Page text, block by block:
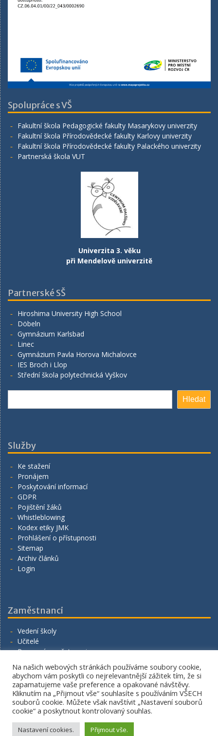
Spolupráce s VŠ
Fakultní škola Pedagogické fakulty Masarykovy univerzity
Fakultní škola Přírodovědecké fakulty Karlovy univerzity
Fakultní škola Přírodovědecké fakulty Palackého univerzity
Partnerská škola VUT
Univerzita 3. věku
při Mendelově univerzitě
Partnerské SŠ
Hiroshima University High School
Döbeln
Gymnázium Karlsbad
Linec
Gymnázium Pavla Horova Michalovce
IES Broch i Llop
Střední škola polytechnická Vyškov
Hledat
Služby
Ke stažení
Pronájem
Poskytování informací
GDPR
Pojištění žáků
Whistleblowing
Kodex etiky JMK
Prohlášení o přístupnosti
Sitemap
Archiv článků
Login
Zaměstnanci
Vedení školy
Učitelé
Provozní zaměstnanci
Volná místa
Napište nám
Copyright. All rights reserved.
Proudly powered by WordPress |Education Hub by
Na našich webových stránkách používáme soubory cookie,
abychom vám poskytli co nejrelevantnější zážitek tím, že si
zapamatujeme vaše preference a opakované návštěvy.
Kliknutím na „Přijmout vše“ souhlasíte s používáním VŠECH
souborů cookie. Můžete však navštívit „Nastavení souborů
cookie“ a poskytnout kontrolovaný souhlas.
Nastavení cookies. Přijmout vše.